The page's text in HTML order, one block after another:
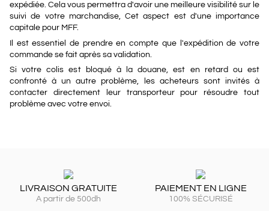
expédiée. Cela vous permettra d'avoir une meilleure visibilité sur le
suivi de votre marchandise, Cet aspect est d'une importance
capitale pour MFF.
Il est essentiel de prendre en compte que l'expédition de votre
commande se fait après sa validation.
Si votre colis est bloqué à la douane, est en retard ou est
confronté à un autre problème, les acheteurs sont invités à
contacter directement leur transporteur pour résoudre tout
problème avec votre envoi.
LIVRAISON GRATUITE
A partir de 500dh
PAIEMENT EN LIGNE
100% SÉCURISÉ